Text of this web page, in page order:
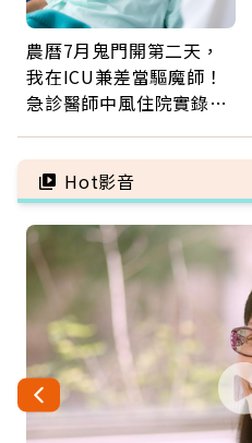
農曆7月鬼門開第二天，
我在ICU兼差當驅魔師！
急診醫師中風住院實錄：
Hot影音